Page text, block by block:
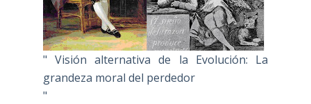
" Visión alternativa de la Evolución: La
grandeza moral del perdedor
"